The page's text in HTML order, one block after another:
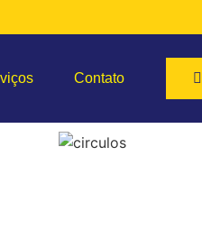
Contato